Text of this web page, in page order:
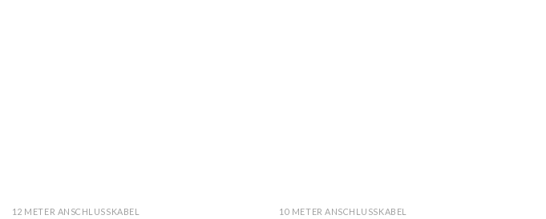
12 METER ANSCHLUSSKABEL 10 METER ANSCHLUSSKABEL